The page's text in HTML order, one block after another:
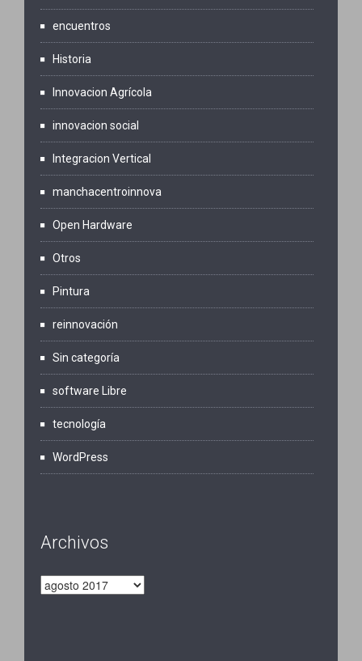
encuentros
Historia
Innovacion Agrícola
innovacion social
Integracion Vertical
manchacentroinnova
Open Hardware
Otros
Pintura
reinnovación
Sin categoría
software Libre
tecnología
WordPress
Archivos
Archivos